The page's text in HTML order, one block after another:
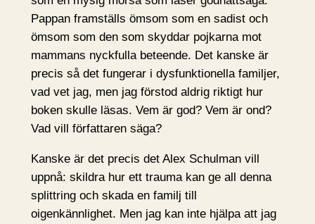
Pappan framställs ömsom som en sadist och
ömsom som den som skyddar pojkarna mot
mammans nyckfulla beteende. Det kanske är
precis så det fungerar i dysfunktionella familjer,
vad vet jag, men jag förstod aldrig riktigt hur
boken skulle läsas. Vem är god? Vem är ond?
Vad vill författaren säga?
Kanske är det precis det Alex Schulman vill
uppnå: skildra hur ett trauma kan ge all denna
splittring och skada en familj till
oigenkännlighet. Men jag kan inte hjälpa att jag